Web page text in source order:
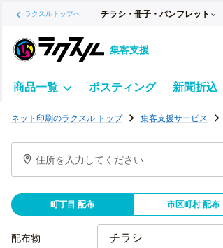
ラクスルトップへ チラシ・冊子・パンフレット
集客支援
商品一覧 ポスティング 新聞折込
テ
グ
ラ
ネット印刷のラクスル トップ 集客支援サービス
住所を入力してください
町丁目 配布 市区町村 配布
配布物